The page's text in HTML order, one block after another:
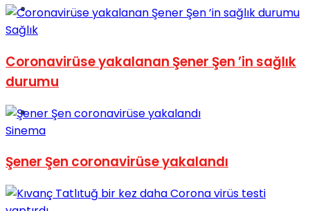
Sinema
Tatil
Sağlık
Coronavirüse yakalanan Şener Şen ’in sağlık
durumu
Sinema
Şener Şen coronavirüse yakalandı